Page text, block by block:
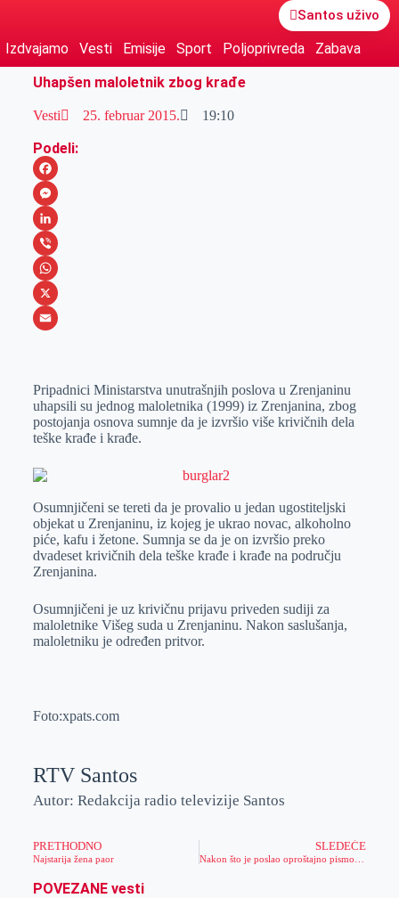
Santos uživo
Izdvajamo Vesti Emisije Sport Poljoprivreda
Zabava
Uhapšen maloletnik zbog krađe
Vesti 25. februar 2015. 19:10
Podeli:
F
a
c
e
b
o
M
e
s
s
e
e
r
L
i
n
k
I
n
V
i
b
W
h
s
A
p
p
X
a
i
l
Pripadnici Ministarstva unutrašnjih poslova u Zrenjaninu
uhapsili su jednog maloletnika (1999) iz Zrenjanina, zbog
postojanja osnova sumnje da je izvršio više krivičnih dela
teške krađe i krađe.
Osumnjičeni se tereti da je provalio u jedan ugostiteljski
objekat u Zrenjaninu, iz kojeg je ukrao novac, alkoholno
piće, kafu i žetone. Sumnja se da je on izvršio preko
dvadeset krivičnih dela teške krađe i krađe na području
Zrenjanina.
Osumnjičeni je uz krivičnu prijavu priveden sudiji za
maloletnike Višeg suda u Zrenjaninu. Nakon saslušanja,
maloletniku je određen pritvor.
Foto:xpats.com
RTV Santos
Autor: Redakcija radio televizije Santos
PRETHODNO
Najstarija žena paor
SLEDEĆE
POVEZANE vesti